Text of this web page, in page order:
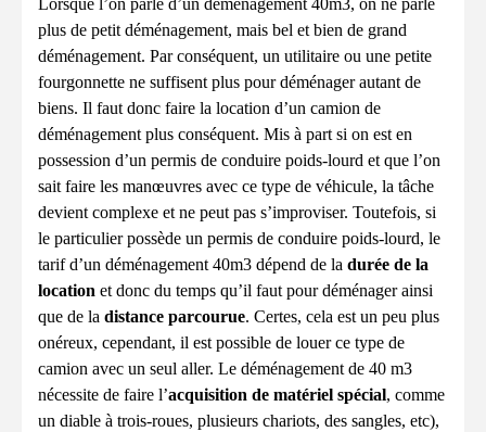
Lorsque l’on parle d’un déménagement 40m3, on ne parle
plus de petit déménagement, mais bel et bien de grand
déménagement. Par conséquent, un utilitaire ou une petite
fourgonnette ne suffisent plus pour déménager autant de
biens. Il faut donc faire la location d’un camion de
déménagement plus conséquent. Mis à part si on est en
possession d’un permis de conduire poids-lourd et que l’on
sait faire les manœuvres avec ce type de véhicule, la tâche
devient complexe et ne peut pas s’improviser. Toutefois, si
le particulier possède un permis de conduire poids-lourd, le
tarif d’un déménagement 40m3 dépend de la durée de la
location et donc du temps qu’il faut pour déménager ainsi
que de la distance parcourue. Certes, cela est un peu plus
onéreux, cependant, il est possible de louer ce type de
camion avec un seul aller. Le déménagement de 40 m3
nécessite de faire l’acquisition de matériel spécial, comme
un diable à trois-roues, plusieurs chariots, des sangles, etc),